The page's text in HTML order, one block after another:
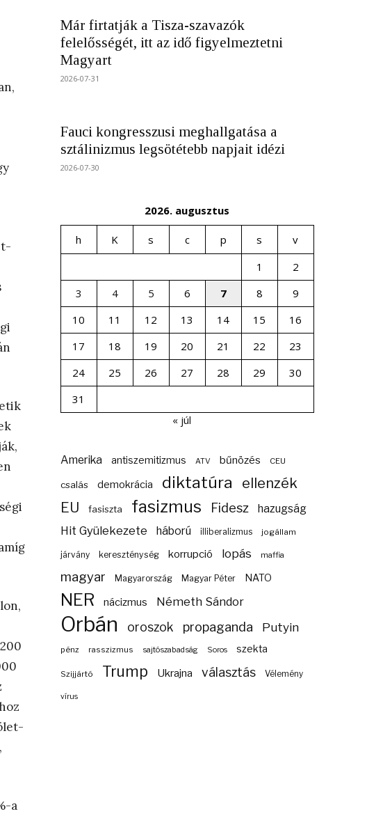
a
Már firtatják a Tisza-szavazók
felelősségét, itt az idő figyelmeztetni
Magyart
2026-07-31
Fauci kongresszusi meghallgatása a
sztálinizmus legsötétebb napjait idézi
2026-07-30
2026. augusztus
h K s c p s
v
1
2
3
4 5 6 7 8
9
10
11 12 13 14 15
16
17
18 19 20 21 22
23
24
25 26 27 28 29
30
31
« júl
Amerika antiszemitizmus ATV bűnözés CEU
csalás demokrácia diktatúra ellenzék
EU fasiszta fasizmus Fidesz hazugság
Hit Gyülekezete háború illiberalizmus jogállam
járvány kereszténység korrupció lopás maffia
magyar Magyarország Magyar Péter NATO
NER nácizmus Németh Sándor
Orbán oroszok propaganda Putyin
pénz rasszizmus sajtószabadság Soros szekta
Szijjártó Trump Ukrajna választás Vélemény
vírus